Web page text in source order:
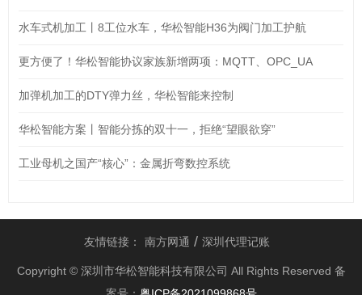
水车式机加工丨8工位水车，华松智能H36为阀门加工护航
更方便了！华松智能协议家族新增两项：MQTT、OPC_UA
加弹机加工的DTY弹力丝，华松智能来控制
华松智能方案丨智能分拣的双十一，拒绝“望眼欲穿”
工业母机之国产“核心”：金属折弯数控系统
友情链接： 南方网通 深圳代理记账
Copyright © 深圳市华松智能科技有限公司 All Rights Reserved 备